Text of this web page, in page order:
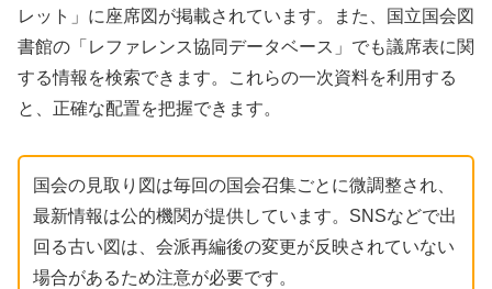
レット」に座席図が掲載されています。また、国立国会図
書館の「レファレンス協同データベース」でも議席表に関
する情報を検索できます。これらの一次資料を利用する
と、正確な配置を把握できます。
国会の見取り図は毎回の国会召集ごとに微調整され、
最新情報は公的機関が提供しています。SNSなどで出
回る古い図は、会派再編後の変更が反映されていない
場合があるため注意が必要です。